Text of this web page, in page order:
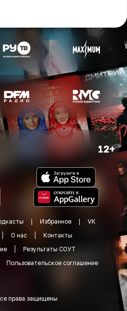
12+
Избранное
VK
О нас
Контакты
Результаты СОУТ
Пользовательское соглашение
права защищены